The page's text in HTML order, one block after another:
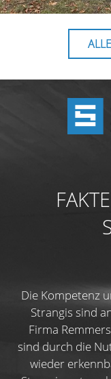
Die Kompetenz
Strangis sind
Firma
sind durch die
wieder